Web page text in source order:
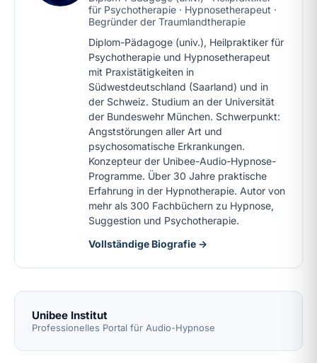
für Psychotherapie · Hypnosetherapeut ·
Begründer der Traumlandtherapie
Diplom-Pädagoge (univ.), Heilpraktiker für
Psychotherapie und Hypnosetherapeut
mit Praxistätigkeiten in
Südwestdeutschland (Saarland) und in
der Schweiz. Studium an der Universität
der Bundeswehr München. Schwerpunkt:
Angststörungen aller Art und
psychosomatische Erkrankungen.
Konzepteur der Unibee-Audio-Hypnose-
Programme. Über 30 Jahre praktische
Erfahrung in der Hypnotherapie. Autor von
mehr als 300 Fachbüchern zu Hypnose,
Suggestion und Psychotherapie.
Vollständige Biografie →
Unibee Institut
Professionelles Portal für Audio-Hypnose